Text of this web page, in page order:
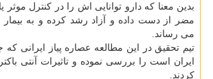
بدین معنا كه دارو توانایی اش را در كنترل موثر
مضر از دست داده و آزاد رشد كرده و به
می رساند.
تیم تحقیق در این مطالعه عصاره پیاز ایرانی
ایران است را بررسی نموده و تاثیرات آنتی
كردند.